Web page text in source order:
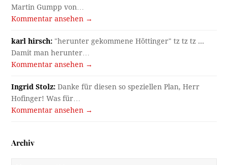
Martin Gumpp von…
Kommentar ansehen →
karl hirsch: "herunter gekommene Höttinger" tz tz tz ...
Damit man herunter…
Kommentar ansehen →
Ingrid Stolz: Danke für diesen so speziellen Plan, Herr
Hofinger! Was für…
Kommentar ansehen →
Archiv